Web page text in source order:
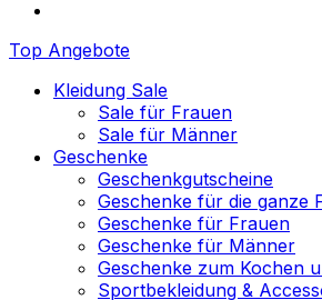
Top Angebote
Kleidung Sale
Sale für Frauen
Sale für Männer
Geschenke
Geschenkgutscheine
Geschenke für die ganze
Geschenke für Frauen
Geschenke für Männer
Geschenke zum Kochen
Sportbekleidung &